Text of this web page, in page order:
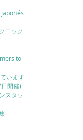
ニック
to
います
開催)
スタッ